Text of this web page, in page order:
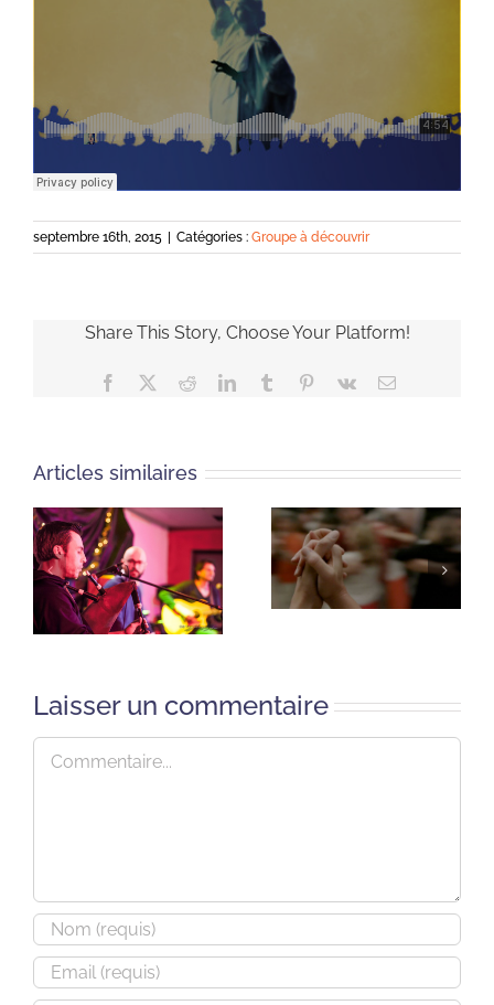
septembre 16th, 2015 Catégories : Groupe à découvrir
Share This Story, Choose Your Platform!
Facebook RedditLinkedInTumblr Pinterest
Vk Email
Articles similaires
Laisser un commentaire
Commentaire